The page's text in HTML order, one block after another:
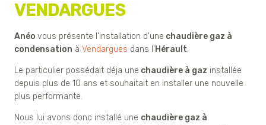
VENDARGUES
Anéovous présente l'installation d'une chaudière gaz à
condensation àVendargues dans l'Hérault.
Le particulier possédait déja une chaudière à gaz installée
depuis plus de 10 ans et souhaitait en installer une nouvelle
plus performante.
Nous lui avons donc installé une chaudière gaz à